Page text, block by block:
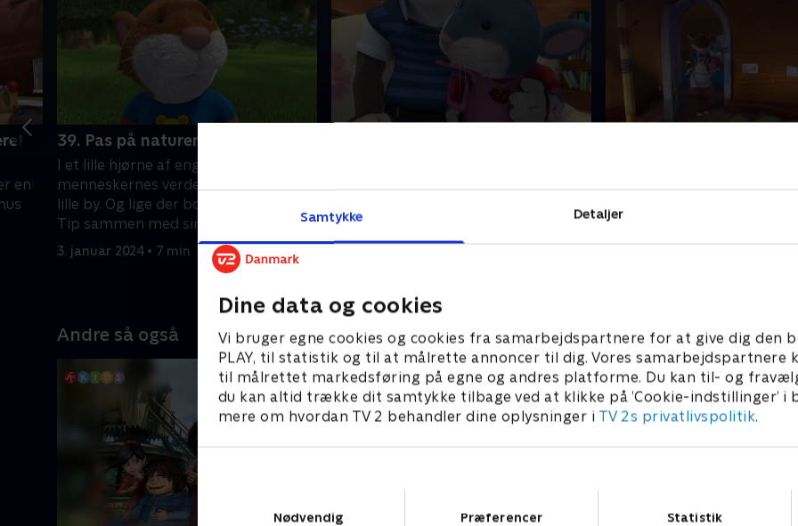
Samtykke Detaljer
Dine data og cookies
Vi bruger egne cookies og cookies fra samarbejdspartnere for at give dig den
PLAY, til statistik og til at målrette annoncer til dig. Vores samarbejdspartnere
til målrettet markedsføring på egne og andres platforme. Du kan til- og
du kan altid trække dit samtykke tilbage ved at klikke på ’Cookie-indstillinger’ i
mere om hvordan TV 2 behandler dine oplysninger i TV 2s privatlivspolitik.
Nødvendig
Præferencer Statistik
en
39. Pas på naturen
I et lille hjørne af engen, tæt på
menneskernes verden, findes der en
lille by. Og lige der bor den lille mus
Tip sammen med sin familie.
3. januar 2024 • 7 min
lille by. Og lige der bor den lille mus
Tip sammen med sin familie.
Tip sammen med sin familie.
Andre så også